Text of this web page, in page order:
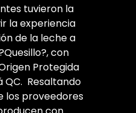
tuvieron la
la experiencia
de la leche a
con
Protegida
QC. Resaltando
los proveedores